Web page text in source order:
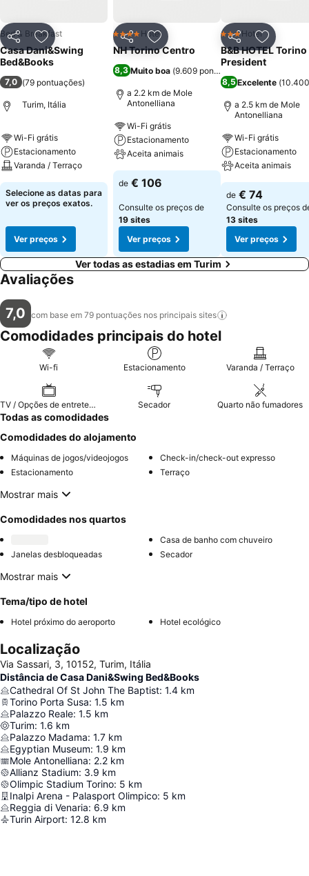
PartilharAdicionar aos favoritos
Bed & Breakfast
Casa Dani&Swing
Bed&Books
7,0 (79 pontuações)
Turim, Itália
Wi-Fi grátis
Estacionamento
Varanda / Terraço
Selecione as datas para
ver os preços exatos.
Ver preços
PartilharAdicionar aos favoritos
4 EstrelasHotel
NH Torino Centro
8,3Muito boa (9.609 pontuações
a 2.2 km de Mole
Antonelliana
Wi-Fi grátis
Estacionamento
Aceita animais
de € 106
Consulte os preços de
19 sites
Ver preços
Partilhar
3 Estrelas
Hotel
B&B HOTEL Torino
President
8,5Excelente (
a 2.5 km de Mole
Antonelliana
Wi-Fi grátis
Estacionamento
Aceita animais
de € 74
Consulte os preços
13 sites
Ver preços
Ver todas as estadias em Turim
Avaliações
7,0 com base em 79 pontuações nos principais sites
Comodidades principais do hotel
Wi-fi Estacionamento Varanda / Terraço
TV / Opções de entretenimento Secador Quarto não fumadores
Todas as comodidades
Comodidades do alojamento
Máquinas de jogos/videojogos
Check-in/check-out expresso
Estacionamento
Terraço
Mostrar mais
Comodidades nos quartos
Casa de banho com chuveiro
Janelas desbloqueadas
Secador
Mostrar mais
Tema/tipo de hotel
Hotel próximo do aeroporto Hotel ecológico
Localização
Via Sassari, 3, 10152, Turim, Itália
Distância de Casa Dani&Swing Bed&Books
Cathedral Of St John The Baptist: 1.4 km
Torino Porta Susa: 1.5 km
Palazzo Reale: 1.5 km
Turim: 1.6 km
Palazzo Madama: 1.7 km
Egyptian Museum: 1.9 km
Mole Antonelliana: 2.2 km
Allianz Stadium: 3.9 km
Olimpic Stadium Torino: 5 km
Inalpi Arena - Palasport Olimpico: 5 km
Reggia di Venaria: 6.9 km
Turin Airport: 12.8 km